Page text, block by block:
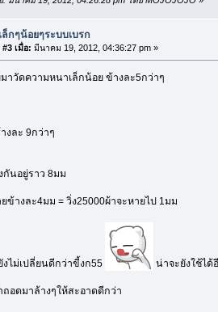
ล็กๆน้อยๆระบบเบรก
เมื่อ: มีนาคม 19, 2012, 04:36:27 pm »
าวัดความหนาเล็กน้อย ข้างละ5กว่าๆ
งละ 9กว่าๆ
นอยู่ราว 8มม
ข้างละ4มม = วิ่ง25000ผ้าจะหายไป 1มม
งไม่เปลี่ยนดีกว่าขี้งก55 น่าจะยังใช้ได้
ถอดมาล้างๆให้สะอาดดีกว่า